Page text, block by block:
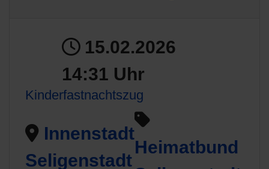
15.02.2026
14:31 Uhr
Kinderfastnachtszug
Innenstadt
Seligenstadt
Heimatbund